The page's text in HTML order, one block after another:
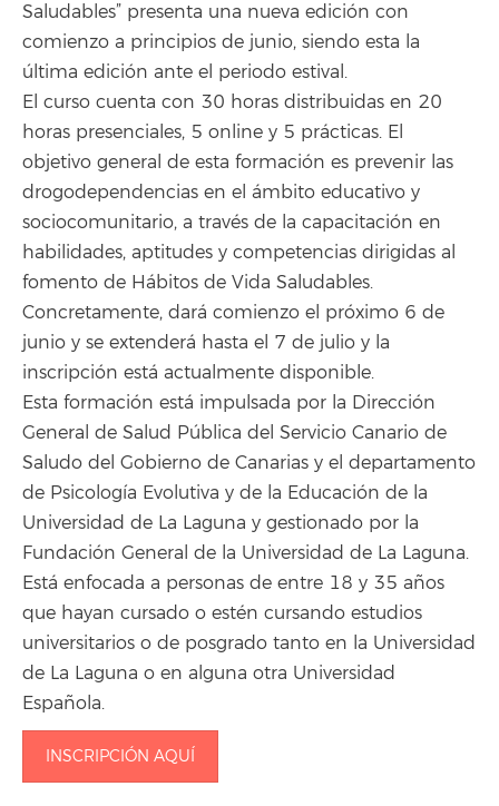
Saludables” presenta una nueva edición con
comienzo a principios de junio, siendo esta la
última edición ante el periodo estival.
El curso cuenta con 30 horas distribuidas en 20
horas presenciales, 5 online y 5 prácticas. El
objetivo general de esta formación es prevenir las
drogodependencias en el ámbito educativo y
sociocomunitario, a través de la capacitación en
habilidades, aptitudes y competencias dirigidas al
fomento de Hábitos de Vida Saludables.
Concretamente, dará comienzo el próximo 6 de
junio y se extenderá hasta el 7 de julio y la
inscripción está actualmente disponible.
Esta formación está impulsada por la Dirección
General de Salud Pública del Servicio Canario de
Saludo del Gobierno de Canarias y el departamento
de Psicología Evolutiva y de la Educación de la
Universidad de La Laguna y gestionado por la
Fundación General de la Universidad de La Laguna.
Está enfocada a personas de entre 18 y 35 años
que hayan cursado o estén cursando estudios
universitarios o de posgrado tanto en la Universidad
de La Laguna o en alguna otra Universidad
Española.
INSCRIPCIÓN AQUÍ